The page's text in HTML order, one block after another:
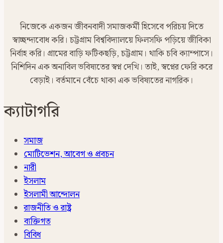
নিজেকে একজন জীবনবাদী সমাজকর্মী হিসেবে পরিচয় দিতে
স্বাচ্ছন্দ্যবোধ করি। চট্টগ্রাম বিশ্ববিদ্যালয়ে ফিলসফি পড়িয়ে জীবিকা
নির্বাহ করি। গ্রামের বাড়ি ফটিকছড়ি, চট্টগ্রাম। থাকি চবি ক্যাম্পাসে।
নিশিদিন এক অনাবিল ভবিষ্যতের স্বপ্ন দেখি। তাই, স্বপ্নের ফেরি করে
বেড়াই। বর্তমানে বেঁচে থাকা এক ভবিষ্যতের নাগরিক।
ক্যাটাগরি
সমাজ
মোটিভেশন, আবেগ ও প্রবচন
নারী
ইসলাম
ইসলামী আন্দোলন
রাজনীতি ও রাষ্ট্র
ব্যক্তিগত
বিবিধ